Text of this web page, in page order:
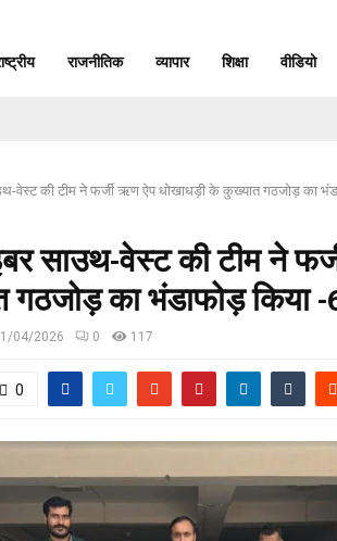
राजनीतिक व्यापार शिक्षा वीडियो
वेस्ट की टीम ने फर्जी ऋण ऐप धोखाधड़ी के कुख्यात गठजोड़ का
साउथ-वेस्ट की टीम ने
का भंडाफोड़ किया
04/2026 0 117
0